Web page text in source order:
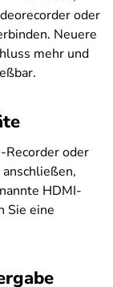
oder
Neuere
mehr und
Recorder oder
HDMI-
Sie eine